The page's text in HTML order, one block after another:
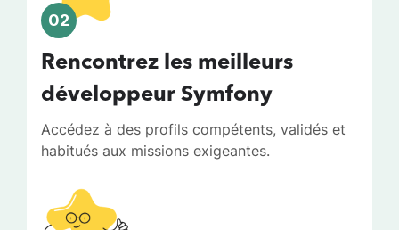
02
Rencontrez les meilleurs
développeur Symfony
Accédez à des profils compétents, validés et
habitués aux missions exigeantes.